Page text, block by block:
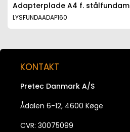
Adapterplade A4 f.
LYSFUNDAADAP160
KONTAKT
Pretec Danmark A/S
Ådalen 6-12, 4600 Køge
CVR: 30075099